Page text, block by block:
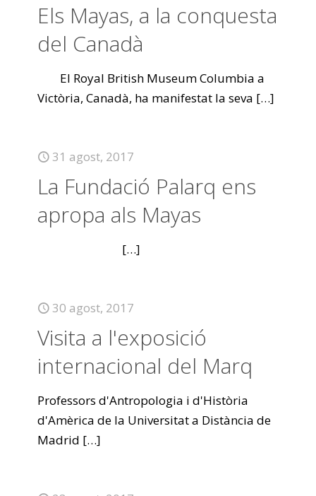
Els Mayas, a la conquesta
del Canadà
El Royal British Museum Columbia a
Victòria, Canadà, ha manifestat la seva […]
31 agost, 2017
La Fundació Palarq ens
apropa als Mayas
[…]
30 agost, 2017
Visita a l'exposició
internacional del Marq
Professors d'Antropologia i d'Història
d'Amèrica de la Universitat a Distància de
Madrid […]